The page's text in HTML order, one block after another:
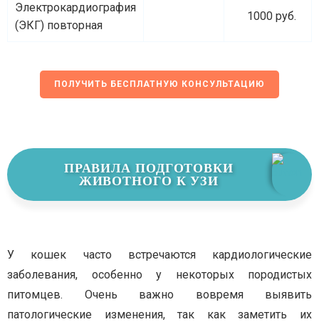
Электрокардиография
(ЭКГ) повторная
1000 руб.
ПОЛУЧИТЬ БЕСПЛАТНУЮ КОНСУЛЬТАЦИЮ
ПРАВИЛА ПОДГОТОВКИ
ЖИВОТНОГО К УЗИ
У кошек часто встречаются кардиологические
заболевания, особенно у некоторых породистых
питомцев. Очень важно вовремя выявить
патологические изменения, так как заметить их